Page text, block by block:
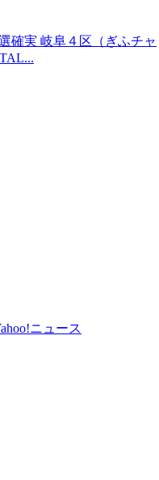
確実 岐阜４区（ぎふチャ
ニュース